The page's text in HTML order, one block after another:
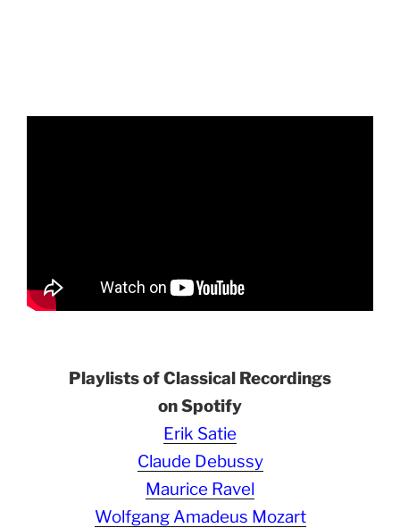
Playlists of Classical Recordings
on Spotify
Erik Satie
Claude Debussy
Maurice Ravel
Wolfgang Amadeus Mozart